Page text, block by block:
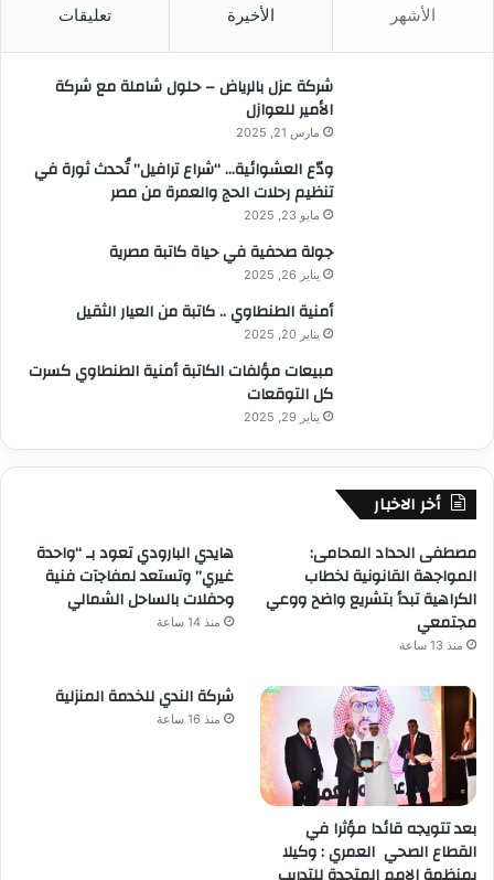
الأشهر الأخيرة تعليقات
شركة عزل بالرياض – حلول شاملة مع شركة
الأمير للعوازل
مارس 21, 2025
ودّع العشوائية… “شراع ترافيل” تُحدث ثورة في
تنظيم رحلات الحج والعمرة من مصر
مايو 23, 2025
جولة صحفية في حياة كاتبة مصرية
يناير 26, 2025
أمنية الطنطاوي .. كاتبة من العيار الثقيل
يناير 20, 2025
مبيعات مؤلفات الكاتبة أمنية الطنطاوي كسرت
كل التوقعات
يناير 29, 2025
أخر الاخبار
مصطفى الحداد المحامى:
المواجهة القانونية لخطاب
الكراهية تبدأ بتشريع واضح ووعي
مجتمعي
منذ 13 ساعة
هايدي البارودي تعود بـ “واحدة
غيري” وتستعد لمفاجآت فنية
وحفلات بالساحل الشمالي
منذ 14 ساعة
بعد تتويجه قائدا مؤثرا في
القطاع الصحي العمري : وكيلا
شركة الندي للخدمة المنزلية
منذ 16 ساعة